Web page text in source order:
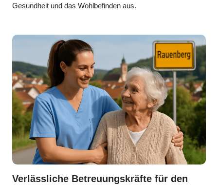
Verlässliche Betreuungskräfte für den
Gesundheit und das Wohlbefinden aus.